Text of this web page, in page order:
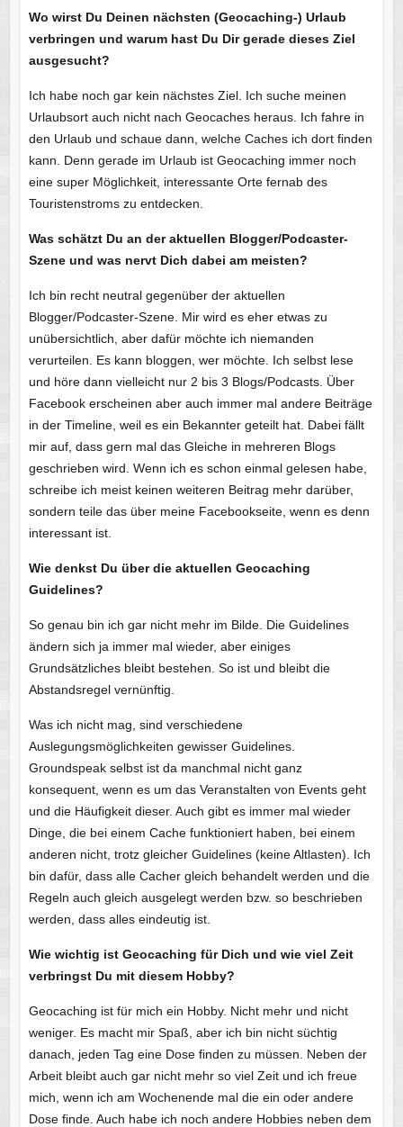
Wo wirst Du Deinen nächsten (Geocaching-) Urlaub
verbringen und warum hast Du Dir gerade dieses Ziel
ausgesucht?
Ich habe noch gar kein nächstes Ziel. Ich suche meinen
Urlaubsort auch nicht nach Geocaches heraus. Ich fahre in
den Urlaub und schaue dann, welche Caches ich dort finden
kann. Denn gerade im Urlaub ist Geocaching immer noch
eine super Möglichkeit, interessante Orte fernab des
Touristenstroms zu entdecken.
Was schätzt Du an der aktuellen Blogger/Podcaster-
Szene und was nervt Dich dabei am meisten?
Ich bin recht neutral gegenüber der aktuellen
Blogger/Podcaster-Szene. Mir wird es eher etwas zu
unübersichtlich, aber dafür möchte ich niemanden
verurteilen. Es kann bloggen, wer möchte. Ich selbst lese
und höre dann vielleicht nur 2 bis 3 Blogs/Podcasts. Über
Facebook erscheinen aber auch immer mal andere Beiträge
in der Timeline, weil es ein Bekannter geteilt hat. Dabei fällt
mir auf, dass gern mal das Gleiche in mehreren Blogs
geschrieben wird. Wenn ich es schon einmal gelesen habe,
schreibe ich meist keinen weiteren Beitrag mehr darüber,
sondern teile das über meine Facebookseite, wenn es denn
interessant ist.
Wie denkst Du über die aktuellen Geocaching
Guidelines?
So genau bin ich gar nicht mehr im Bilde. Die Guidelines
ändern sich ja immer mal wieder, aber einiges
Grundsätzliches bleibt bestehen. So ist und bleibt die
Abstandsregel vernünftig.
Was ich nicht mag, sind verschiedene
Auslegungsmöglichkeiten gewisser Guidelines.
Groundspeak selbst ist da manchmal nicht ganz
konsequent, wenn es um das Veranstalten von Events geht
und die Häufigkeit dieser. Auch gibt es immer mal wieder
Dinge, die bei einem Cache funktioniert haben, bei einem
anderen nicht, trotz gleicher Guidelines (keine Altlasten). Ich
bin dafür, dass alle Cacher gleich behandelt werden und die
Regeln auch gleich ausgelegt werden bzw. so beschrieben
werden, dass alles eindeutig ist.
Wie wichtig ist Geocaching für Dich und wie viel Zeit
verbringst Du mit diesem Hobby?
Geocaching ist für mich ein Hobby. Nicht mehr und nicht
weniger. Es macht mir Spaß, aber ich bin nicht süchtig
danach, jeden Tag eine Dose finden zu müssen. Neben der
Arbeit bleibt auch gar nicht mehr so viel Zeit und ich freue
mich, wenn ich am Wochenende mal die ein oder andere
Dose finde. Auch habe ich noch andere Hobbies neben dem